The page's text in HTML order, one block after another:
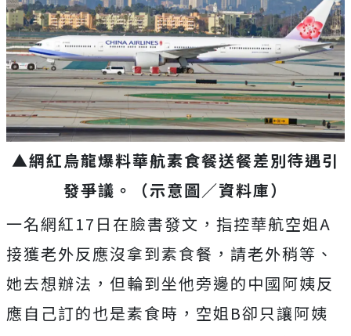
▲網紅烏龍爆料華航素食餐送餐差別待遇引
發爭議。
（示意圖／資料庫）
一名網紅17日在臉書發文，指控華航空姐A
接獲老外反應沒拿到素食餐，請老外稍等、
她去想辦法， 但輪到坐他旁邊的中國阿姨反
應自己訂的也是素食時，空姐B卻只讓阿姨